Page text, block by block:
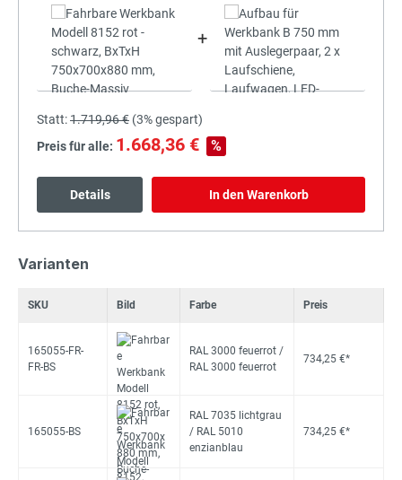
+
Statt:1.719,96 € (3%gespart)
Preis für alle: 1.668,36 € %
Details In den Warenkorb
Varianten
SKU Bild Farbe Preis
165055-FR-
FR-BS
RAL 3000 feuerrot /
RAL 3000 feuerrot
734,25 €*
165055-BS
RAL 7035 lichtgrau
/ RAL 5010
enzianblau
734,25 €*